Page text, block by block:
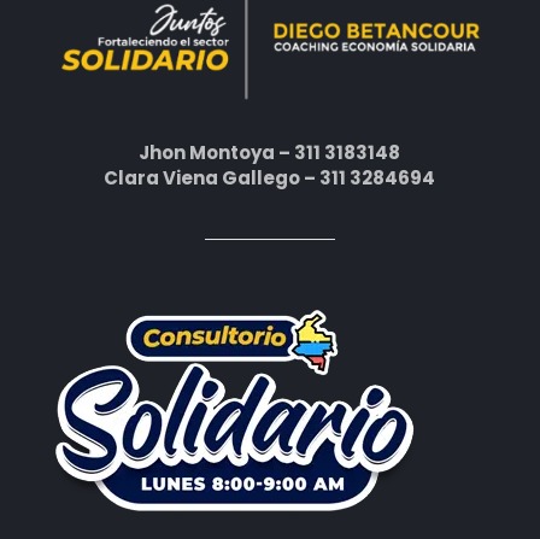
Jhon Montoya – 311 3183148
Clara Viena Gallego – 311 3284694